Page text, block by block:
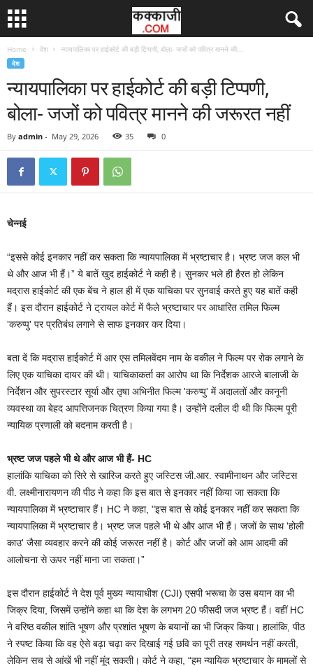
Home देश न्यायपालिका पर हाईकोर्ट की बड़ी टिप्पणी, बोला- जजों को पवित्र मानने की...
देश
न्यायपालिका पर हाईकोर्ट की बड़ी टिप्पणी,
बोला- जजों को पवित्र मानने की जरूरत नहीं
By admin - May 29, 2026 35 0
चेन्नई
“इससे कोई इनकार नहीं कर सकता कि न्यायपालिका में भ्रष्टाचार है। भ्रष्ट जज कल भी
थे और आज भी हैं।” ये बातें खुद हाईकोर्ट ने कही है। सुनकर भले ही हैरत हो लेकिन
मद्रास हाईकोर्ट की एक बेंच ने हाल ही में एक याचिका पर सुनवाई करते हुए यह बातें कही
हैं। इस दौरान हाईकोर्ट ने ट्रायल कोर्ट में फैले भ्रष्टाचार पर आधारित तमिल फिल्म
'करुप्पु' पर प्रतिबंध लगाने से साफ इनकार कर दिया।
बता दें कि मद्रास हाईकोर्ट में आर एस तमिलवेंदम नाम के वकील ने फिल्म पर रोक लगाने के
लिए एक याचिका दायर की थी। याचिकाकर्ता का आरोप था कि निर्देशक आरजे बालाजी के
निर्देशन और सुपरस्टार सूर्या और तृषा अभिनीत फिल्म 'करुप्पु' में अदालतों और कानूनी
व्यवस्था का बेहद आपत्तिजनक चित्रण किया गया है। उन्होंने दलील दी थी कि फिल्म पूरी
न्यायिक प्रणाली को बदनाम करती है।
भ्रष्ट जज पहले भी थे और आज भी हैं- HC
हालांकि याचिका को सिरे से खारिज करते हुए जस्टिस जी.आर. स्वामीनाथन और जस्टिस
वी. लक्ष्मीनारायणन की पीठ ने कहा कि इस बात से इनकार नहीं किया जा सकता कि
न्यायपालिका में भ्रष्टाचार हैं। HC ने कहा, "इस बात से कोई इनकार नहीं कर सकता कि
न्यायपालिका में भ्रष्टाचार है। भ्रष्ट जज पहले भी थे और आज भी हैं। जजों के साथ 'होली
काउ' जैसा व्यवहार करने की कोई जरूरत नहीं है। कोर्ट और जजों को आम आदमी की
आलोचना से ऊपर नहीं माना जा सकता।”
इस दौरान हाईकोर्ट ने देश पूर्व मुख्य न्यायाधीश (CJI) एसपी भरूचा के उस बयान का भी
जिक्र दिया, जिसमें उन्होंने कहा था कि देश के लगभग 20 फीसदी जज भ्रष्ट हैं। वहीं HC
ने वरिष्ठ वकील शांति भूषण और प्रशांत भूषण के बयानों का भी जिक्र किया। हालांकि, पीठ
ने स्पष्ट किया कि वह ऐसे बढ़ा चढ़ा कर दिखाई गई छवि का पूरी तरह समर्थन नहीं करती,
लेकिन सच से आंखें भी नहीं मूंद सकती। कोर्ट ने कहा, “हम न्यायिक भ्रष्टाचार के मामलों से